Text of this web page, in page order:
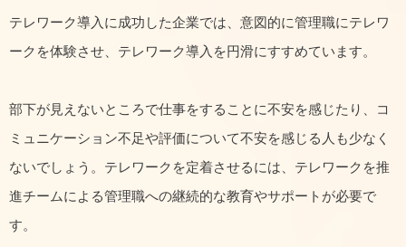
テレワーク導入に成功した企業では、意図的に管理職にテレワ
ークを体験させ、テレワーク導入を円滑にすすめています。
部下が見えないところで仕事をすることに不安を感じたり、コ
ミュニケーション不足や評価について不安を感じる人も少なく
ないでしょう。テレワークを定着させるには、テレワークを推
進チームによる管理職への継続的な教育やサポートが必要で
す。